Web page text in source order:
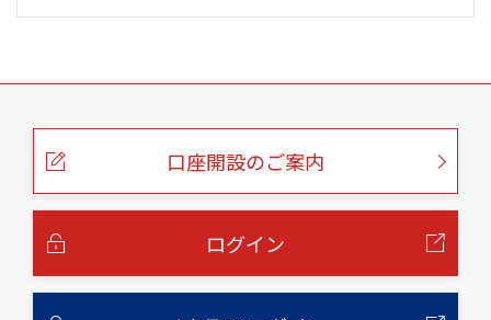
こ
口座開設のご案内
ログイン